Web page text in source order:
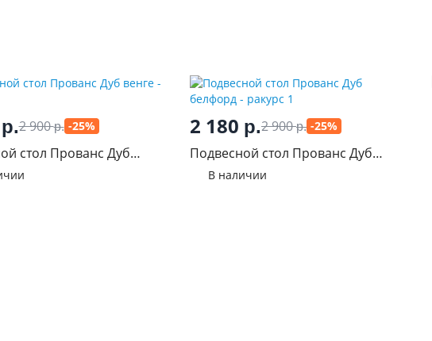
р.2 900р. -25%
стол Прованс Дуб
2 180 р.2 900р. -25%
Подвесной стол Прованс Дуб
белфорд
В наличии